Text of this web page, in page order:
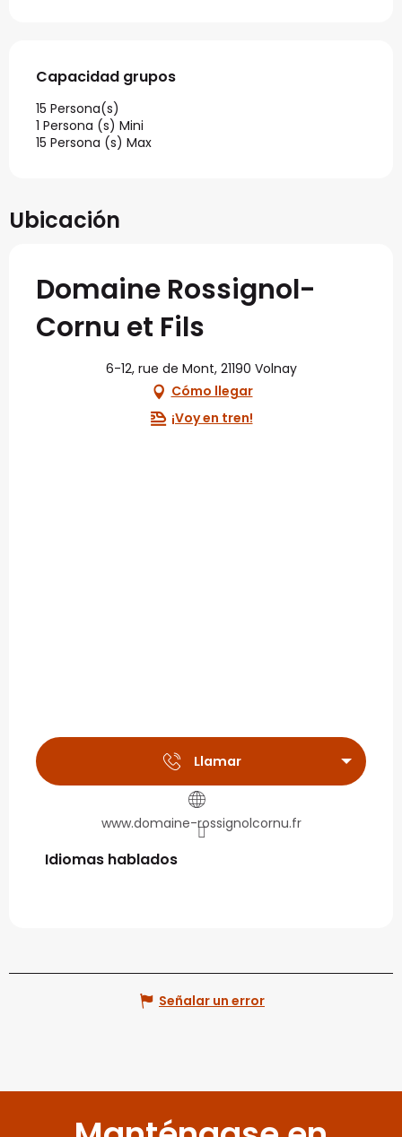
Capacidad grupos
Capacidad grupos
15 Persona(s)
1 Persona (s) Mini
15 Persona (s) Max
Ubicación
Domaine Rossignol-
Cornu et Fils
6-12, rue de Mont, 21190 Volnay
Cómo llegar
¡Voy en tren!
Llamar
www.domaine-rossignolcornu.fr
Idiomas hablados
Idiomas hablados
Señalar un error